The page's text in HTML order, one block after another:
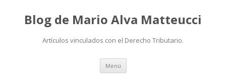
Blog de Mario Alva Matteucci
Artículos vinculados con el Derecho Tributario.
Menú Ir
contenido